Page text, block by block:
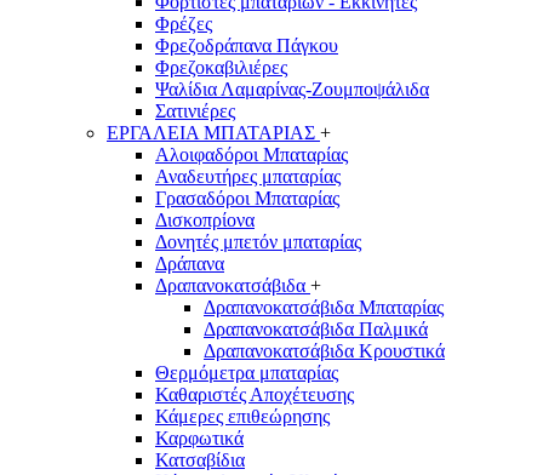
Φρέζες
Φρεζοδράπανα Πάγκου
Φρεζοκαβιλιέρες
Ψαλίδια Λαμαρίνας-Ζουμποψάλιδα
Σατινιέρες
ΕΡΓΑΛΕΙΑ ΜΠΑΤΑΡΙΑΣ +
Αλοιφαδόροι Μπαταρίας
Αναδευτήρες μπαταρίας
Γρασαδόροι Μπαταρίας
Δισκοπρίονα
Δονητές μπετόν μπαταρίας
Δράπανα
Δραπανοκατσάβιδα +
Δραπανοκατσάβιδα Μπαταρίας
Δραπανοκατσάβιδα Παλμικά
Δραπανοκατσάβιδα Κρουστικά
Θερμόμετρα μπαταρίας
Καθαριστές Αποχέτευσης
Κάμερες επιθεώρησης
Καρφωτικά
Κατσαβίδια